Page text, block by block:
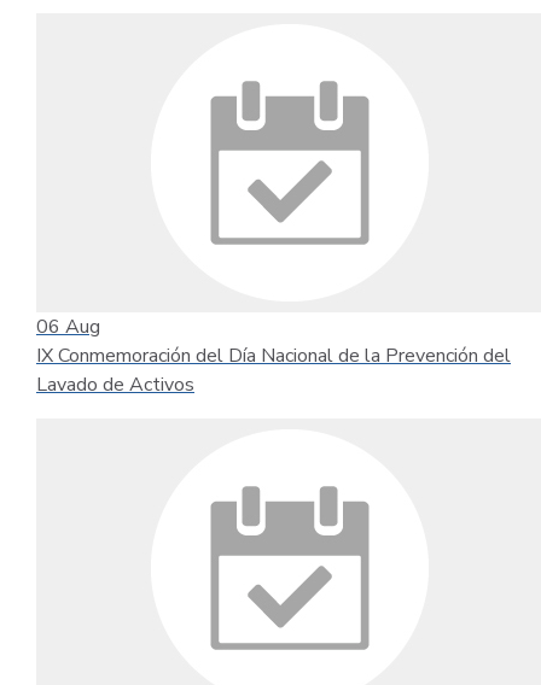
06 Aug
IX Conmemoración del Día Nacional de la Prevención del
Lavado de Activos